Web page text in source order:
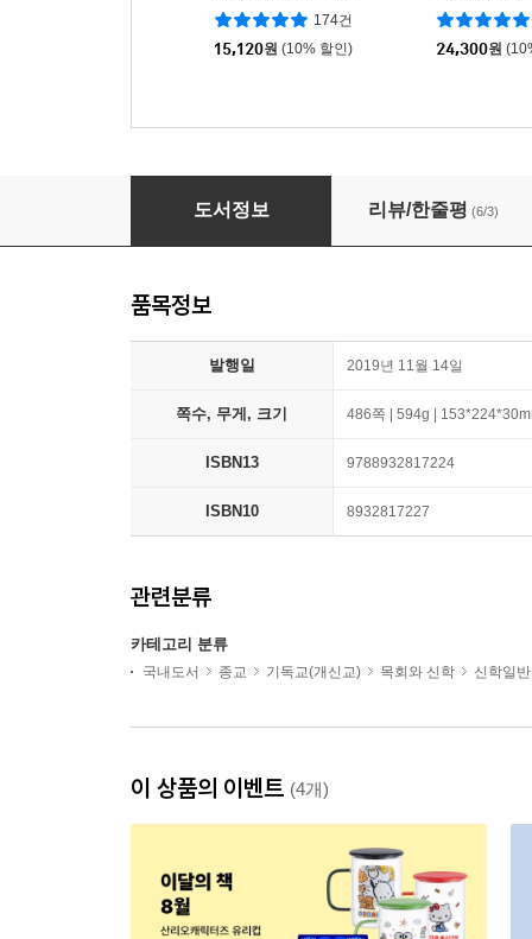
174건
15,120원 (10% 할인) 24,300원
그리스도인을 위한 서양 철학 이야기
도서정보 리뷰/한줄평 (6/3)
품목정보
발행일 2019년 11월 14일
쪽수, 무게, 크기 486쪽 | 594g |
ISBN13 9788932817224
ISBN10 8932817227
관련분류
카테고리 분류
국내도서 종교 기독교(개신교) 목회와 신학 신학일반
이 상품의 이벤트 (4개)